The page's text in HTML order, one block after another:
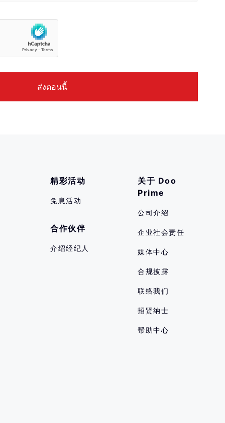
精彩活动
免息活动
合作伙伴
介绍经纪人
关于 Doo
Prime
公司介绍
企业社会责任
媒体中心
合规披露
联络我们
招贤纳士
帮助中心